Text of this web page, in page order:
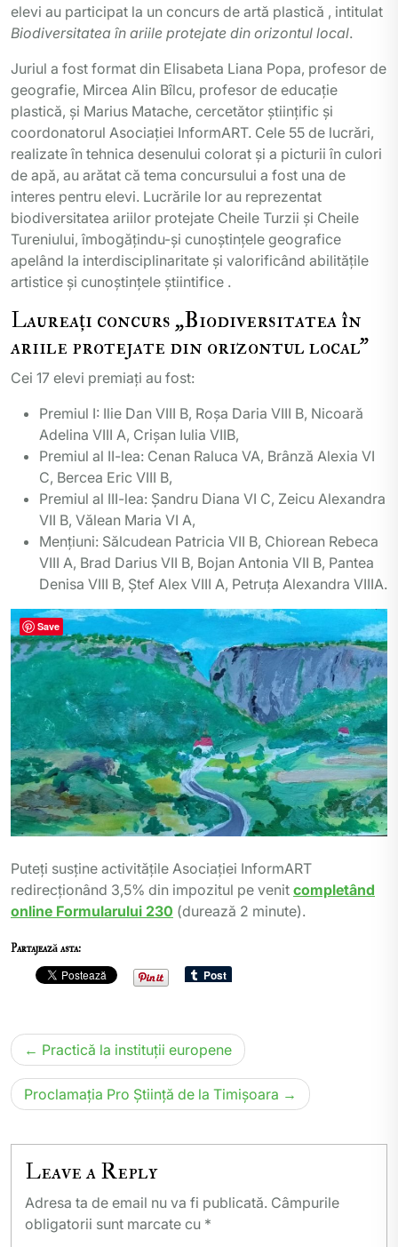
elevi au participat la un concurs de artă plastică , intitulat
Biodiversitatea în ariile protejate din orizontul local.
Juriul a fost format din Elisabeta Liana Popa, profesor de
geografie, Mircea Alin Bîlcu, profesor de educație
plastică, și Marius Matache, cercetător științific și
coordonatorul Asociației InformART. Cele 55 de lucrări,
realizate în tehnica desenului colorat și a picturii în culori
de apă, au arătat că tema concursului a fost una de
interes pentru elevi. Lucrările lor au reprezentat
biodiversitatea ariilor protejate Cheile Turzii și Cheile
Tureniului, îmbogățindu-și cunoștințele geografice
apelând la interdisciplinaritate şi valorificând abilităţile
artistice şi cunoştinţele ştiintifice .
Laureați concurs „Biodiversitatea în
ariile protejate din orizontul local”
Cei 17 elevi premiați au fost:
Premiul I: Ilie Dan VIII B, Roșa Daria VIII B, Nicoară
Adelina VIII A, Crișan Iulia VIIB,
Premiul al II-lea: Cenan Raluca VA, Brânză Alexia VI
C, Bercea Eric VIII B,
Premiul al III-lea: Șandru Diana VI C, Zeicu Alexandra
VII B, Vălean Maria VI A,
Mențiuni: Sălcudean Patricia VII B, Chiorean Rebeca
VIII A, Brad Darius VII B, Bojan Antonia VII B, Pantea
Denisa VIII B, Ștef Alex VIII A, Petruța Alexandra VIIIA.
Puteți susține activitățile Asociației InformART
redirecționând 3,5% din impozitul pe venit completând
online Formularului 230 (durează 2 minute).
Partajează asta:
Navigare
în
articole
Practică la instituții europene
Proclamația Pro Știință de la Timișoara
Leave a Reply
Adresa ta de email nu va fi publicată. Câmpurile
obligatorii sunt marcate cu *
Save